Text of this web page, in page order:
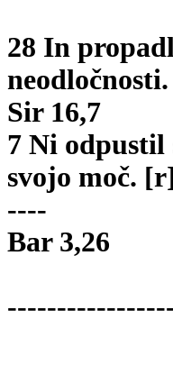
28 In
neodločnosti.
Sir 16,7
7 Ni odpustil
svojo moč.
----
Bar 3,26